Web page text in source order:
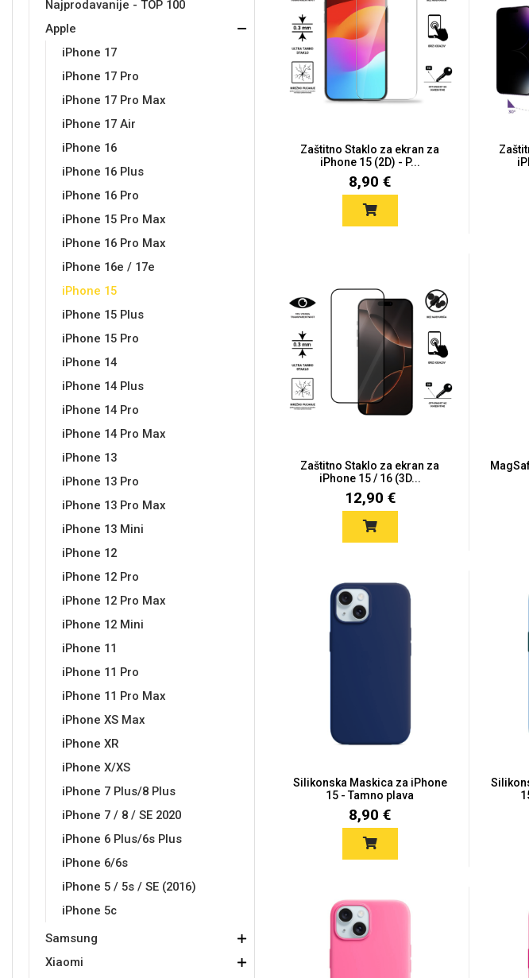
Najprodavanije - TOP 100
Apple
iPhone 17
iPhone 17 Pro
iPhone 17 Pro Max
iPhone 17 Air
iPhone 16
iPhone 16 Plus
iPhone 16 Pro
iPhone 15 Pro Max
iPhone 16 Pro Max
iPhone 16e / 17e
iPhone 15
iPhone 15 Plus
iPhone 15 Pro
iPhone 14
iPhone 14 Plus
iPhone 14 Pro
iPhone 14 Pro Max
iPhone 13
iPhone 13 Pro
iPhone 13 Pro Max
iPhone 13 Mini
iPhone 12
iPhone 12 Pro
iPhone 12 Pro Max
iPhone 12 Mini
iPhone 11
iPhone 11 Pro
iPhone 11 Pro Max
iPhone XS Max
iPhone XR
iPhone X/XS
iPhone 7 Plus/8 Plus
iPhone 7 / 8 / SE 2020
iPhone 6 Plus/6s Plus
iPhone 6/6s
iPhone 5 / 5s / SE (2016)
iPhone 5c
Samsung
Xiaomi
Zaštitno Staklo za ekran za
iPhone 15 (2D) - P...
8,90 €
Zaštitno Staklo za ekran za
iPhone 15 / 16 (3D...
12,90 €
Silikonska Maskica za iPhone
15 - Tamno plava
8,90 €
Croatos Najprodavanije - TOP 100
Gym Unicorn kolekcija
Životinjsko carstvo
Svemirska kolekcija
Quotes Collection
Punjači za mobitel
Univerzalno kaljeno staklo
Univerzalne futrole i
Preklopne maskice
Sony
Držači za romobil Držači za ruku
Ostali držači
AUX kablovi